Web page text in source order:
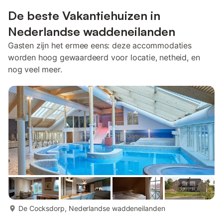
De beste Vakantiehuizen in
Nederlandse waddeneilanden
Gasten zijn het ermee eens: deze accommodaties
worden hoog gewaardeerd voor locatie, netheid, en
nog veel meer.
meer...
De Cocksdorp, Nederlandse waddeneilanden